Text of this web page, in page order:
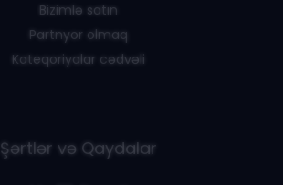
Bizimlə satın
Partnyor olmaq
Kateqoriyalar cədvəli
Şərtlər və Qaydalar